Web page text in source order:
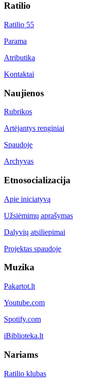
Ratilio
Ratilio 55
Parama
Atributika
Kontaktai
Naujienos
Rubrikos
Artėjantys renginiai
Spaudoje
Archyvas
Etnosocializacija
Apie iniciatyvą
Užsiėmimų aprašymas
Dalyvių atsiliepimai
Projektas spaudoje
Muzika
Pakartot.lt
Youtube.com
Spotify.com
iBiblioteka.lt
Nariams
Ratilio klubas